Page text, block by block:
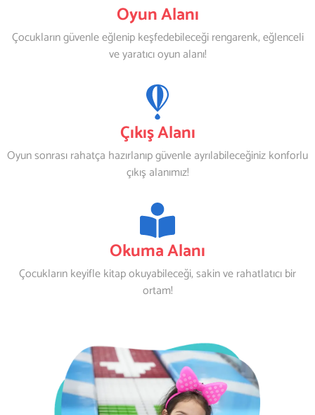
Oyun Alanı
Çocukların güvenle eğlenip keşfedebileceği rengarenk, eğlenceli
ve yaratıcı oyun alanı!
Çıkış Alanı
Oyun sonrası rahatça hazırlanıp güvenle ayrılabileceğiniz konforlu
çıkış alanımız!
Okuma Alanı
Çocukların keyifle kitap okuyabileceği, sakin ve rahatlatıcı bir
ortam!